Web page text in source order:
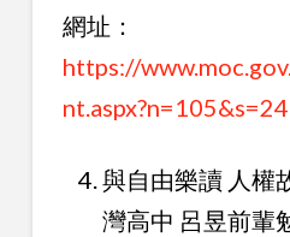
網址：
https://
與自由樂讀 人權
灣高中 呂昱前輩